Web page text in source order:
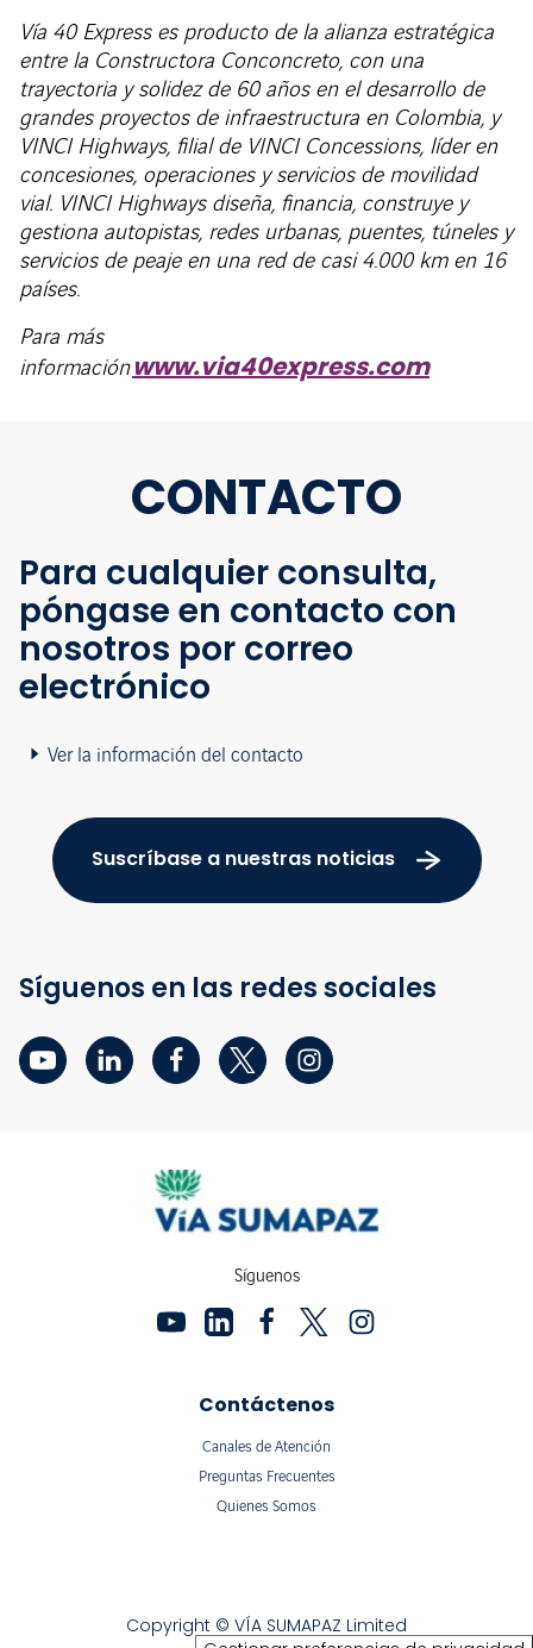
Vía 40 Express es producto de la alianza estratégica
entre la Constructora Conconcreto, con una
trayectoria y solidez de 60 años en el desarrollo de
grandes proyectos de infraestructura en Colombia, y
VINCI Highways, filial de VINCI Concessions, líder en
concesiones, operaciones y servicios de movilidad
vial. VINCI Highways diseña, financia, construye y
gestiona autopistas, redes urbanas, puentes, túneles y
servicios de peaje en una red de casi 4.000 km en 16
países.
Para más
informaciónwww.via40express.com
CONTACTO
Para cualquier consulta,
póngase en contacto con
nosotros por correo
electrónico
Ver la información del contacto
Suscríbase a nuestras noticias
Síguenos en las redes sociales
Síguenos
Contáctenos
Canales de Atención
Preguntas Frecuentes
Quienes Somos
Copyright © VÍA SUMAPAZ Limited